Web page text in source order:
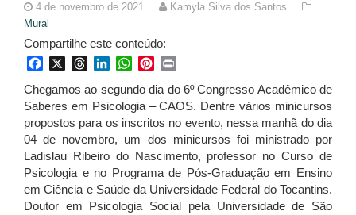
4 de novembro de 2021
Kamyla Silva dos Santos
Mural
Compartilhe este conteúdo:
FacebookThreadsLinkedInWhatsApp
Pinterest
Chegamos ao segundo dia do 6º Congresso Acadêmico de
Saberes em Psicologia – CAOS. Dentre vários minicursos
propostos para os inscritos no evento, nessa manhã do dia
04 de novembro, um dos minicursos foi ministrado por
Ladislau Ribeiro do Nascimento, professor no Curso de
Psicologia e no Programa de Pós-Graduação em Ensino
em Ciência e Saúde da Universidade Federal do Tocantins.
Doutor em Psicologia Social pela Universidade de São